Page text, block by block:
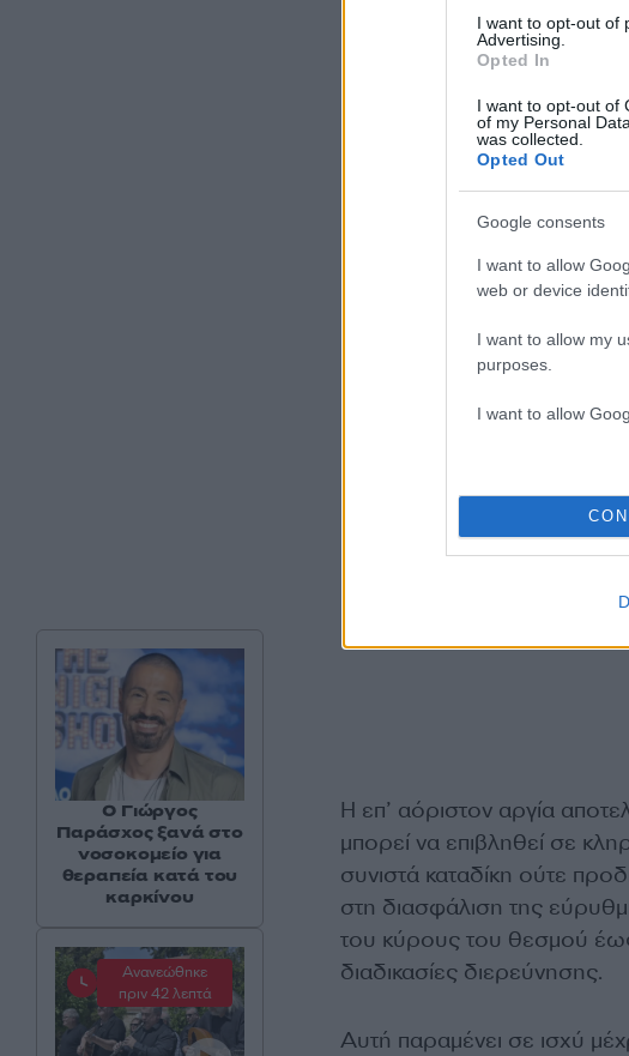
I want to opt-out of
Advertising.
Opted In
I want to opt-out of
of my Personal
was collected.
Opted Out
Google consents
I want to allow
web or device
I want to allow my
purposes.
I want to allow
Η επ’ αόριστον αργία
μπορεί να επιβληθεί σε
συνιστά καταδίκη ούτε
στη διασφάλιση της
του κύρους του θεσμού
διαδικασίες διερεύνησης.
Αυτή παραμένει σε ισχύ
O Γιώργος
Παράσχος ξανά στο
νοσοκομείο για
θεραπεία κατά του
καρκίνου
Ανανεώθηκε
πριν 42 λεπτά